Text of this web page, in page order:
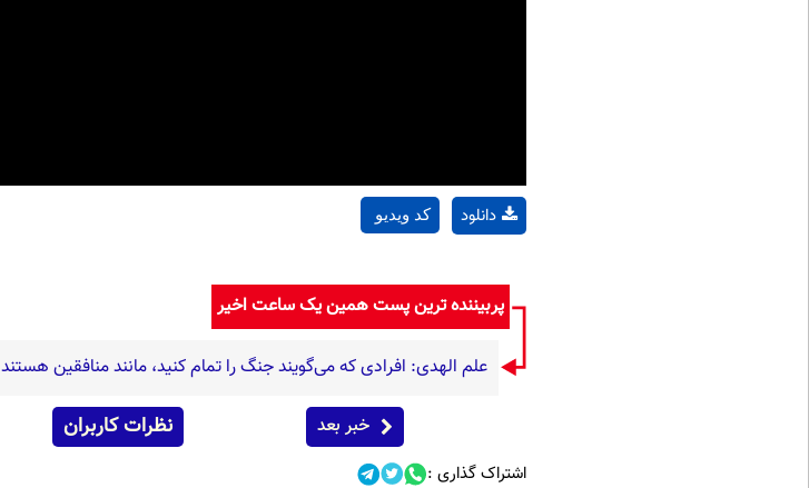
کد ویدیو دانلود
پربیننده ترین پست همین یک ساعت اخیر
علم الهدی: افرادی که می‌گویند جنگ را تمام کنید، مانند منافقین هستند
خبر بعد نظرات کاربران
اشتراک گذاری :